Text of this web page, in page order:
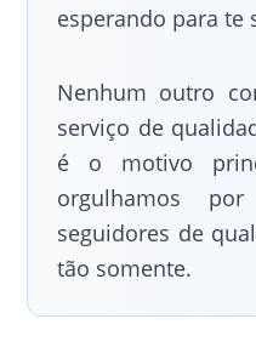
esperando para te
Nenhum outro
serviço de
é o motivo
orgulhamos
seguidores de
tão somente.